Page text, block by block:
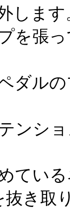
しま
を張
ダル
ンシ
てい
抜き取